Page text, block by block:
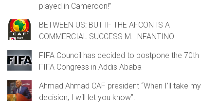
played in Cameroon!”
BETWEEN US: BUT IF THE AFCON IS A
COMMERCIAL SUCCESS M. INFANTINO
FIFA Council has decided to postpone the 70th
FIFA Congress in Addis Ababa
Ahmad Ahmad CAF president “When I’ll take my
decision, I will let you know”.